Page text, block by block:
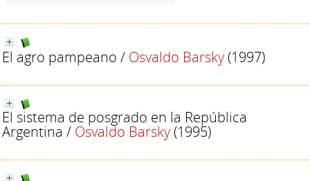
El agro pampeano / Osvaldo Barsky(1997)
El sistema de posgrado en la República
Argentina / Osvaldo Barsky(1995)